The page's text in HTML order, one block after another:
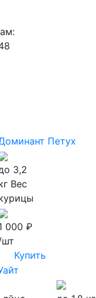
Петух
3,2
Вес
000 ₽
Купить